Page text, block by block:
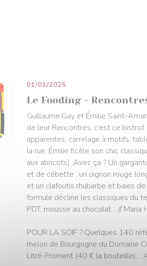
Le Fooding -
01/01/2025
Guillaume Gay et Émilie Saint-
de leur Rencontres, c’est ce bistrot
apparentes, carrelage à motifs,
la rue, Émilie ficèle son chic
aux abricots). Avec ça ? Un
et de cébette ; un oignon rouge
et un clafoutis rhubarbe et baies
formule décline les classiques du
PDT, mousse au chocolat… // Maria
POUR LA SOIF ? Quelques 140
melon de Bourgogne du Domaine
Litré-Froment (40 € la bouteille)…